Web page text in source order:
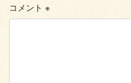
コメント ※